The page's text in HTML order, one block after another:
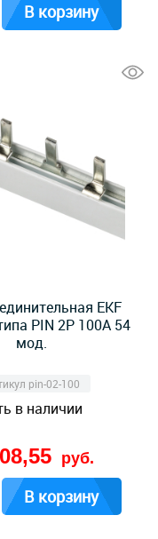
В корзину
EKF
PIN 2P 100А 54
мод.
pin-02-100
в наличии
руб.
В корзину